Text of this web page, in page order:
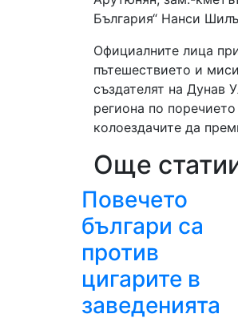
България“ Нанси
Официалните лица
пътешествието и
създателят на Дунав
региона по
колоездачите да
Още
Повечето
българи са
против
цигарите в
заведенията